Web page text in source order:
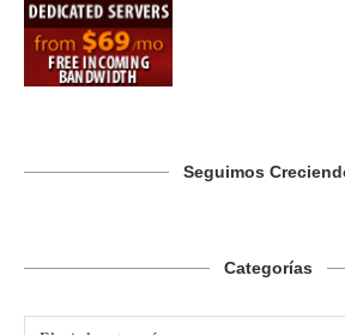
Seguimos
Categorías